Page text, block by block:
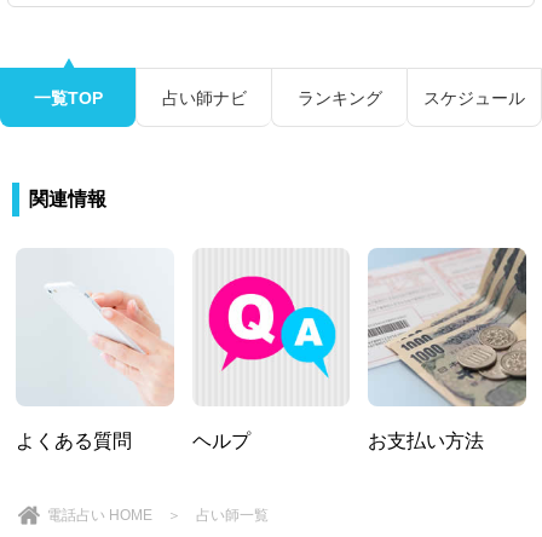
一覧TOP 占い師ナビ ランキング スケジュール
関連情報
よくある質問 ヘルプ お支払い方法
電話占い HOME ＞ 占い師一覧